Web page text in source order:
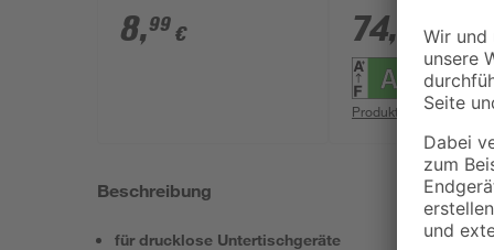
mm
8,99 € 74, €
Produktdatenblatt
Beschreibung
für drucklose Untertischgeräte